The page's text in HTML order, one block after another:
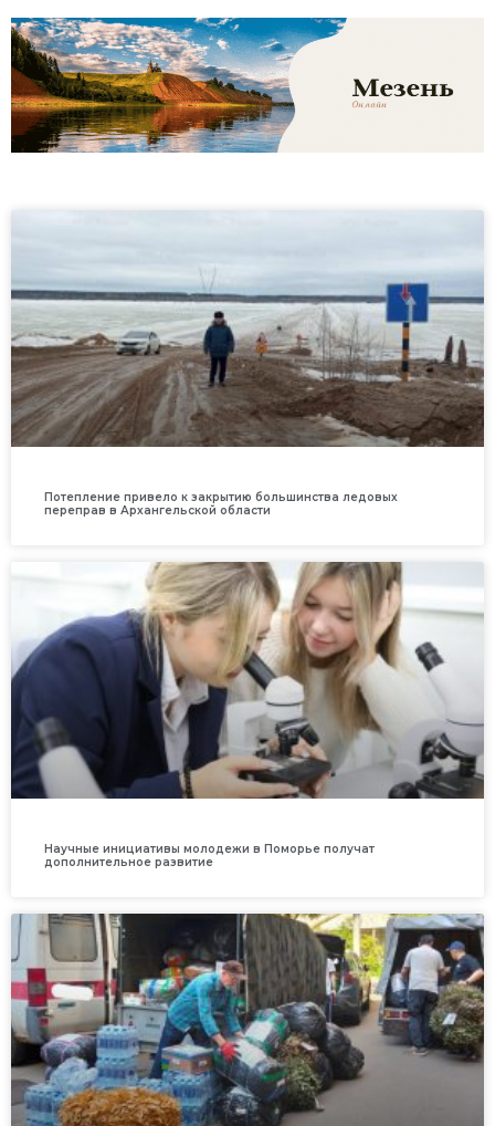
Потепление привело к закрытию большинства ледовых
переправ в Архангельской области
Научные инициативы молодежи в Поморье получат
дополнительное развитие